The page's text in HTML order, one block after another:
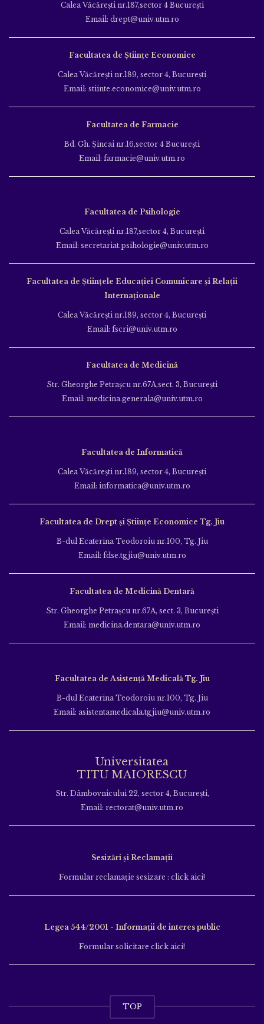
Calea Văcăreşti nr.187,sector 4 Bucureşti
Email: drept@univ.utm.ro
Facultatea de Științe Economice
Calea Văcăreşti nr.189, sector 4, Bucureşti
Email: stiinte.economice@univ.utm.ro
Facultatea de Farmacie
Bd. Gh. Şincai nr.16,sector 4 Bucureşti
Email: farmacie@univ.utm.ro
Facultatea de Psihologie
Calea Văcăreşti nr.187,sector 4, Bucureşti
Email: secretariat.psihologie@univ.utm.ro
Facultatea de Ştiinţele Educației Comunicare și Relații
Internaționale
Calea Văcăreşti nr.189, sector 4, Bucureşti
Email: fscri@univ.utm.ro
Facultatea de Medicină
Str. Gheorghe Petraşcu nr.67A,sect. 3, Bucureşti
Email: medicina.generala@univ.utm.ro
Facultatea de Informatică
Calea Văcăreşti nr.189, sector 4, Bucureşti
Email: informatica@univ.utm.ro
Facultatea de Drept și Științe Economice Tg. Jiu
B-dul Ecaterina Teodoroiu nr.100, Tg. Jiu
Email: fdse.tgjiu@univ.utm.ro
Facultatea de Medicină Dentară
Str. Gheorghe Petraşcu nr.67A, sect. 3, Bucureşti
Email: medicina.dentara@univ.utm.ro
Facultatea de Asistență Medicală Tg. Jiu
B-dul Ecaterina Teodoroiu nr.100, Tg. Jiu
Email: asistentamedicala.tgjiu@univ.utm.ro
Universitatea
TITU MAIORESCU
Str. Dâmbovnicului 22, sector 4, București,
Email: rectorat@univ.utm.ro
Sesizări și Reclamații
Formular reclamație sesizare : click aici!
Legea 544/2001 - Informații de interes public
Formular solicitare click aici!
TOP